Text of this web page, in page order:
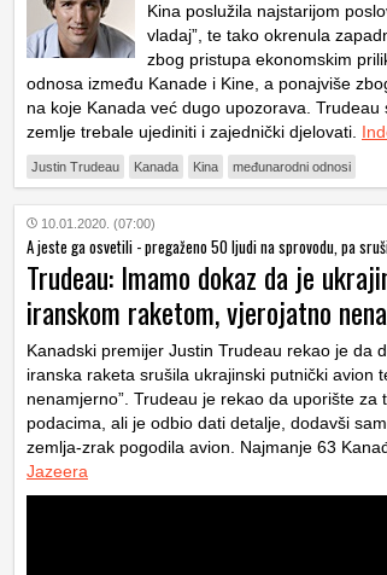
Kina poslužila najstarijom
vladaj”, te tako okrenula
zbog pristupa ekonomskim
odnosa između Kanade i Kine, a ponajviše
na koje Kanada već dugo upozorava.
zemlje trebale ujediniti i zajednički djelovati.
Justin Trudeau Kanada Kina međunarodni odnosi
10.01.2020. (07:00)
A jeste ga osvetili - pregaženo 50 ljudi na sprovodu, pa
Trudeau: Imamo dokaz da je
iranskom raketom, vjerojatno
Kanadski premijer Justin Trudeau rekao je da
iranska raketa srušila ukrajinski putnički avion
nenamjerno”. Trudeau je rekao da uporište za
podacima, ali je odbio dati detalje, dodavši
zemlja-zrak pogodila avion. Najmanje 63
Jazeera